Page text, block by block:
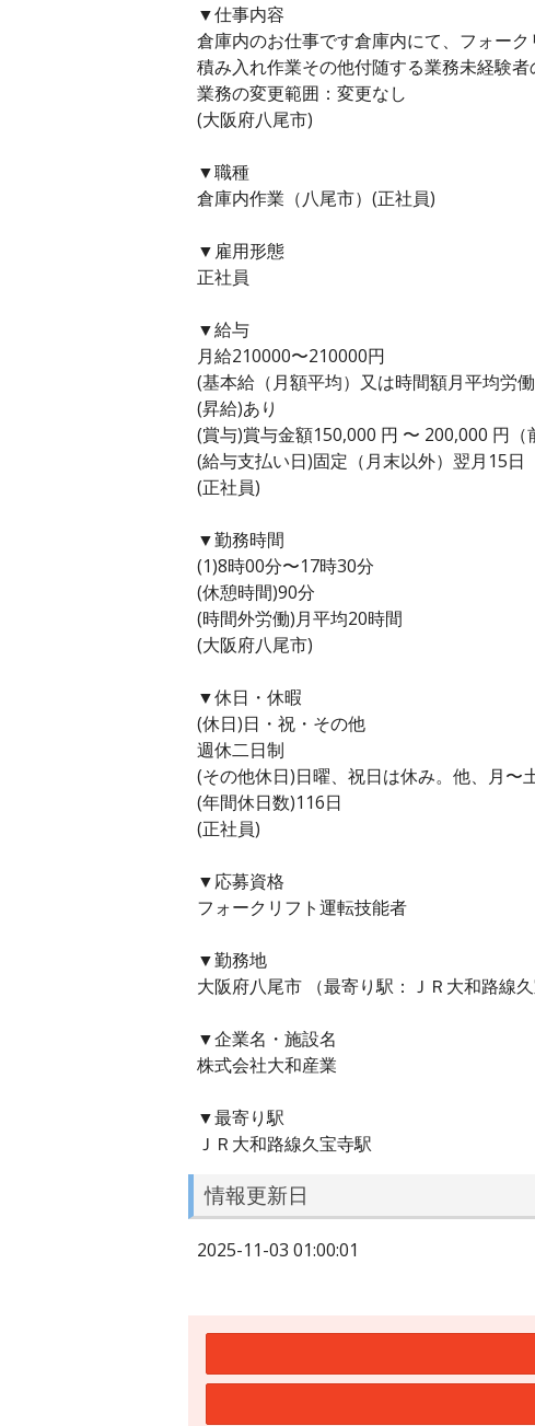
▼仕事内容
倉庫内のお仕事です倉庫内にて、フォー
積み入れ作業その他付随する業務未経験者
業務の変更範囲：変更なし
(大阪府八尾市)
▼職種
倉庫内作業（八尾市）(正社員)
▼雇用形態
正社員
▼給与
月給210000〜210000円
(基本給（月額平均）又は時間額月平均労
(昇給)あり
(賞与)賞与金額150,000 円 〜 200,000 円（
(給与支払い日)固定（月末以外）翌月15日
(正社員)
▼勤務時間
(1)8時00分〜17時30分
(休憩時間)90分
(時間外労働)月平均20時間
(大阪府八尾市)
▼休日・休暇
(休日)日・祝・その他
週休二日制
(その他休日)日曜、祝日は休み。他、月〜
(年間休日数)116日
(正社員)
▼応募資格
フォークリフト運転技能者
▼勤務地
大阪府八尾市 （最寄り駅：ＪＲ大和路線
▼企業名・施設名
株式会社大和産業
▼最寄り駅
ＪＲ大和路線久宝寺駅
情報更新日
2025-11-03 01:00:01